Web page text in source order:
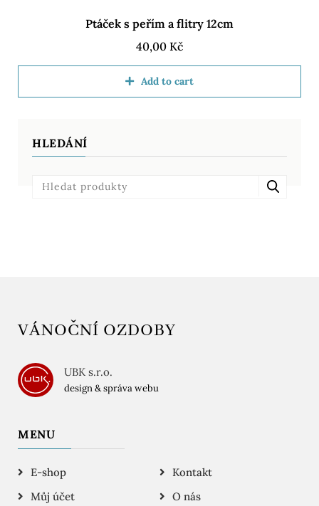
Ptáček s peřím a flitry 12cm
40,00 Kč
Add to cart
HLEDÁNÍ
VÁNOČNÍ OZDOBY
UBK s.r.o.
design & správa webu
MENU
E-shop
Kontakt
Můj účet
O nás